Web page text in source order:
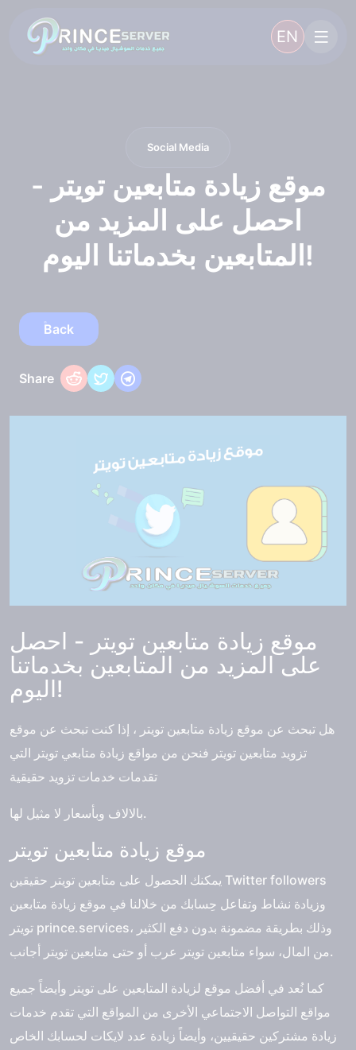
EN
Social Media
موقع زيادة متابعين تويتر -
احصل على المزيد من
المتابعين بخدماتنا اليوم!
Back
Share
موقع زيادة متابعين تويتر - احصل
على المزيد من المتابعين بخدماتنا
اليوم!
هل تبحث عن موقع زيادة متابعين تويتر ، إذا كنت تبحث عن موقع
تزويد متابعين تويتر فنحن من مواقع زيادة متابعي تويتر التي
تقدمات خدمات تزويد حقيقية
بالالاف وبأسعار لا مثيل لها.
موقع زيادة متابعين تويتر
يمكنك الحصول على متابعين تويتر حقيقين Twitter followers
وزيادة نشاط وتفاعل حِسابك من خلالنا في موقع زيادة متابعين
تويتر prince.services، وذلك بطريقة مضمونة بدون دفع الكثير
من المال، سواء متابعين تويتر عرب أو حتى متابعين تويتر أجانب.
كما نُعد في أفضل موقع لزيادة المتابعين على تويتر وأيضاً جميع
مواقع التواصل الاجتماعي الأخرى من المواقع التي تقدم خدمات
زيادة مشتركين حقيقيين، وأيضاً زيادة عدد لايكات لحسابك الخاص